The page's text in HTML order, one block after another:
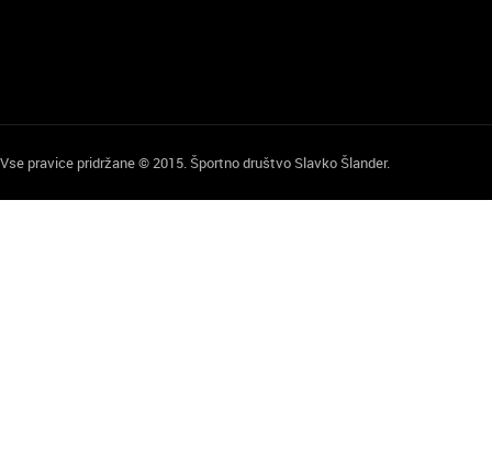
Vse pravice pridržane © 2015. Športno društvo Slavko Šlander.